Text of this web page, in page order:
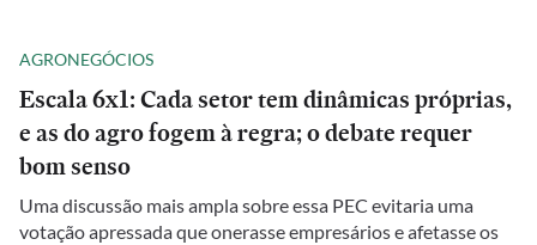
AGRONEGÓCIOS
Escala 6x1: Cada setor tem dinâmicas próprias,
e as do agro fogem à regra; o debate requer
bom senso
Uma discussão mais ampla sobre essa PEC evitaria uma
votação apressada que onerasse empresários e afetasse os